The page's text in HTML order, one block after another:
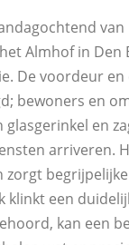
Almhof in Den
De voordeur
bewoners en
glasgerinkel en
arriveren.
zorgt
klinkt een
kan een